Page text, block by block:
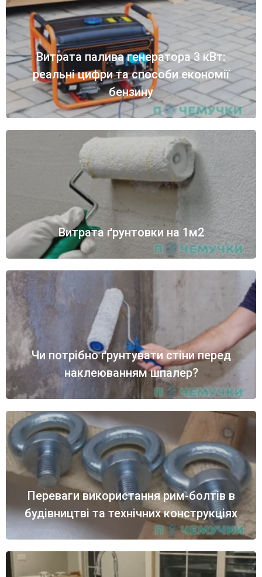
Витрата палива генератора 3 кВт:
реальні цифри та способи економії
бензину
Витрата ґрунтовки на 1м2
Чи потрібно ґрунтувати стіни перед
наклеюванням шпалер?
Переваги використання рим-болтів в
будівництві та технічних конструкціях